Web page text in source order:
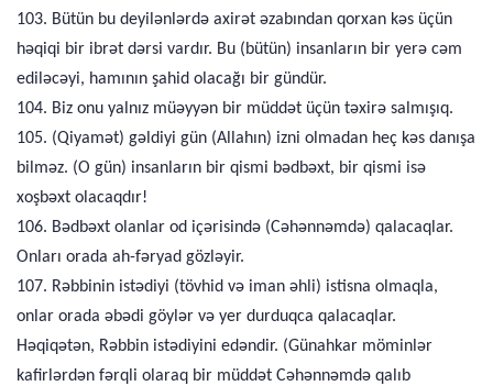
103. Bütün bu deyilənlərdə axirət əzabından qorxan kəs üçün
həqiqi bir ibrət dərsi vardır. Bu (bütün) insanların bir yerə cəm
ediləcəyi, hamının şahid olacağı bir gündür.
104. Biz onu yalnız müəyyən bir müddət üçün təxirə salmışıq.
105. (Qiyamət) gəldiyi gün (Allahın) izni olmadan heç kəs danışa
bilməz. (O gün) insanların bir qismi bədbəxt, bir qismi isə
xoşbəxt olacaqdır!
106. Bədbəxt olanlar od içərisində (Cəhənnəmdə) qalacaqlar.
Onları orada ah-fəryad gözləyir.
107. Rəbbinin istədiyi (tövhid və iman əhli) istisna olmaqla,
onlar orada əbədi göylər və yer durduqca qalacaqlar.
Həqiqətən, Rəbbin istədiyini edəndir. (Günahkar möminlər
kafirlərdən fərqli olaraq bir müddət Cəhənnəmdə qalıb